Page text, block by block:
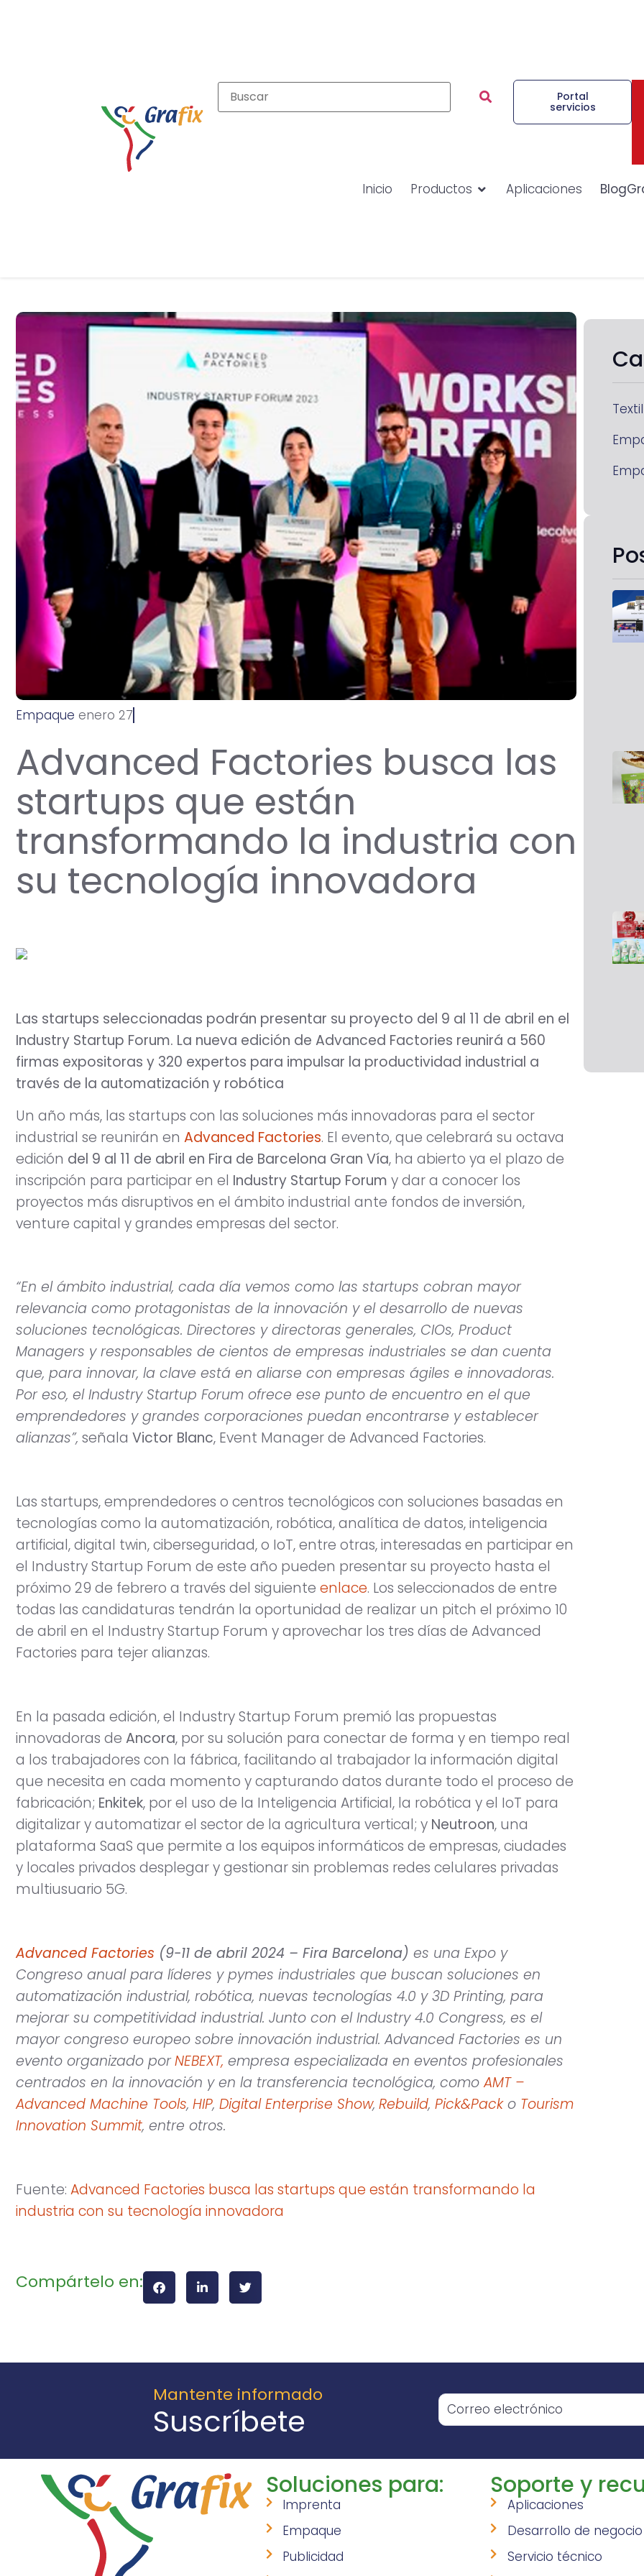
Portal
servicios
Inicio Productos Aplicaciones
Empaque enero 27
Advanced Factories busca las
startups que están
transformando la industria con
su tecnología innovadora
Las startups seleccionadas podrán presentar su proyecto del 9 al 11 de abril en el
Industry Startup Forum. La nueva edición de Advanced Factories reunirá a 560
firmas expositoras y 320 expertos para impulsar la productividad industrial a
través de la automatización y robótica
Un año más, las startups con las soluciones más innovadoras para el sector
industrial se reunirán en Advanced Factories. El evento, que celebrará su octava
edición del 9 al 11 de abril en Fira de Barcelona Gran Vía, ha abierto ya el plazo de
inscripción para participar en el Industry Startup Forum y dar a conocer los
proyectos más disruptivos en el ámbito industrial ante fondos de inversión,
venture capital y grandes empresas del sector.
“En el ámbito industrial, cada día vemos como las startups cobran mayor
relevancia como protagonistas de la innovación y el desarrollo de nuevas
soluciones tecnológicas. Directores y directoras generales, CIOs, Product
Managers y responsables de cientos de empresas industriales se dan cuenta
que, para innovar, la clave está en aliarse con empresas ágiles e innovadoras.
Por eso, el Industry Startup Forum ofrece ese punto de encuentro en el que
emprendedores y grandes corporaciones puedan encontrarse y establecer
alianzas”, señala Victor Blanc, Event Manager de Advanced Factories.
Las startups, emprendedores o centros tecnológicos con soluciones basadas en
tecnologías como la automatización, robótica, analítica de datos, inteligencia
artificial, digital twin, ciberseguridad, o IoT, entre otras, interesadas en participar en
el Industry Startup Forum de este año pueden presentar su proyecto hasta el
próximo 29 de febrero a través del siguiente enlace. Los seleccionados de entre
todas las candidaturas tendrán la oportunidad de realizar un pitch el próximo 10
de abril en el Industry Startup Forum y aprovechar los tres días de Advanced
Factories para tejer alianzas.
En la pasada edición, el Industry Startup Forum premió las propuestas
innovadoras de Ancora, por su solución para conectar de forma y en tiempo real
a los trabajadores con la fábrica, facilitando al trabajador la información digital
que necesita en cada momento y capturando datos durante todo el proceso de
fabricación; Enkitek, por el uso de la Inteligencia Artificial, la robótica y el IoT para
digitalizar y automatizar el sector de la agricultura vertical; y Neutroon, una
plataforma SaaS que permite a los equipos informáticos de empresas, ciudades
y locales privados desplegar y gestionar sin problemas redes celulares privadas
multiusuario 5G.
Advanced Factories (9-11 de abril 2024 – Fira Barcelona) es una Expo y
Congreso anual para líderes y pymes industriales que buscan soluciones en
automatización industrial, robótica, nuevas tecnologías 4.0 y 3D Printing, para
mejorar su competitividad industrial. Junto con el Industry 4.0 Congress, es el
mayor congreso europeo sobre innovación industrial. Advanced Factories es un
evento organizado porNEBEXT, empresa especializada en eventos profesionales
centrados en la innovación y en la transferencia tecnológica, comoAMT –
Advanced Machine Tools, HIP, Digital Enterprise Show, Rebuild, Pick&Packo Tourism
Innovation Summit, entre otros.
Fuente: Advanced Factories busca las startups que están transformando la
industria con su tecnología innovadora
Compártelo en:
Textil
Mantente informado
Suscríbete
Soluciones para:
Imprenta
Empaque
Publicidad
Soporte y
Aplicaciones
Desarrollo de negocio
Servicio técnico